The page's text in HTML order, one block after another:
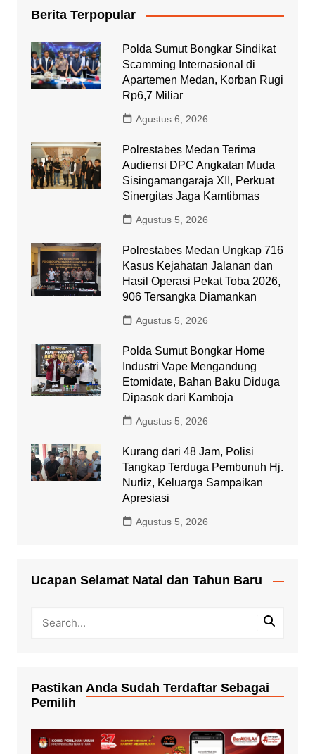
Berita Terpopular
Polda Sumut Bongkar Sindikat
Scamming Internasional di
Apartemen Medan, Korban Rugi
Rp6,7 Miliar
Agustus 6, 2026
Polrestabes Medan Terima
Audiensi DPC Angkatan Muda
Sisingamangaraja XII, Perkuat
Sinergitas Jaga Kamtibmas
Agustus 5, 2026
Polrestabes Medan Ungkap 716
Kasus Kejahatan Jalanan dan
Hasil Operasi Pekat Toba 2026,
906 Tersangka Diamankan
Agustus 5, 2026
Polda Sumut Bongkar Home
Industri Vape Mengandung
Etomidate, Bahan Baku Diduga
Dipasok dari Kamboja
Agustus 5, 2026
Kurang dari 48 Jam, Polisi
Tangkap Terduga Pembunuh Hj.
Nurliz, Keluarga Sampaikan
Apresiasi
Agustus 5, 2026
Ucapan Selamat Natal dan Tahun Baru
Pastikan Anda Sudah Terdaftar Sebagai
Pemilih